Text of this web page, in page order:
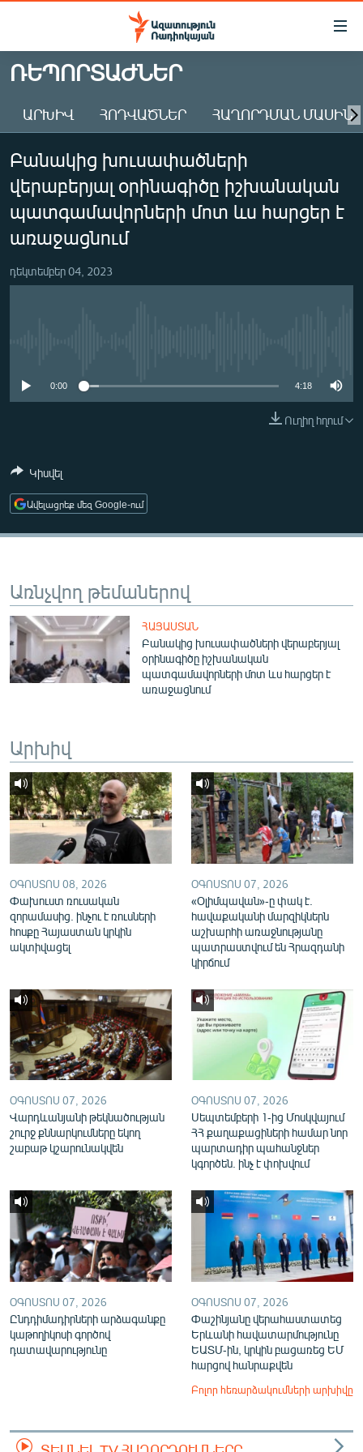
Մատչելիության
Անցնել
հիմնական
Անցնել
հիմնական
մենյուին
Որոնում
ԱԶԱՏՈՒԹՅՈՒՆ TV
ՀԱՅԱՍՏԱՆ
ԸՆՏՐՈՒԹՅՈՒՆՆԵՐ 2026
ԻՐԱՎՈՒՆՔ
ՀԱՍԱՐԱԿՈՒԹՅՈՒՆ
ՂԱՐԱԲԱՂ
ՄԻՋԱԶԳԱՅԻՆ
ՄՇԱԿՈՒՅԹ
ՄԵԿՆԱԲԱՆՈՒԹՅՈՒՆ
ՏՏ ԵՒ ԻՆՏԵՐՆԵՏ
ԲԱՆԱՎԵՃ
ՁԳՏԵԼՈՎ ԼԱՎԱԳՈՒՅՆԻՆ
ՓՈԴՔԱՍԹ
English
Русский
ՀԵՏԵՎԵՔ ՄԵԶ
«Ազատության» բոլոր կայքերը
ՌԵՊՈՐՏԱԺՆԵՐ
ԱՐԽԻՎ ՀՈԴՎԱԾՆԵՐ ՀԱՂՈՐԴՄԱՆ ՄԱՍԻՆ
Բանակից խուսափածների
վերաբերյալ օրինագիծը իշխանական
պատգամավորների մոտ ևս հարցեր է
առաջացնում
դեկտեմբեր 04, 2023
0:00 4:18
Ուղիղ հղում
Կիսվել
Ավելացրեք մեզ Google-ում
Առնչվող թեմաներով
ՀԱՅԱՍՏԱՆ
Բանակից խուսափածների վերաբերյալ
օրինագիծը իշխանական
պատգամավորների մոտ ևս հարցեր է
առաջացնում
Արխիվ
ՕԳՈՍՏՈՍ 08, 2026
Փախուստ ռուսական
զորամասից. ինչու է ռուսների
հոսքը Հայաստան կրկին
ակտիվացել
ՕԳՈՍՏՈՍ 07, 2026
«Օլիմպավան»-ը փակ է.
հավաքականի մարզիկներն
աշխարհի առաջնությանը
պատրաստվում են Հրազդանի
կիրճում
ՕԳՈՍՏՈՍ 07, 2026
Վարդևանյանի թեկնածության
շուրջ քննարկումները եկող
շաբաթ կշարունակվեն
ՕԳՈՍՏՈՍ 07, 2026
Սեպտեմբերի 1-ից Մոսկվայում
ՀՀ քաղաքացիների համար նոր
պարտադիր պահանջներ
կգործեն. ինչ է փոխվում
ՕԳՈՍՏՈՍ 07, 2026
Ընդդիմադիրների արձագանքը
կաթողիկոսի գործով
դատավարությունը
ՕԳՈՍՏՈՍ 07, 2026
Փաշինյանը վերահաստատեց
Երևանի հավատարմությունը
ԵԱՏՄ-ին, կրկին բացառեց ԵՄ
հարցով հանրաքվեն
Բոլոր հեռարձակումների արխիվը